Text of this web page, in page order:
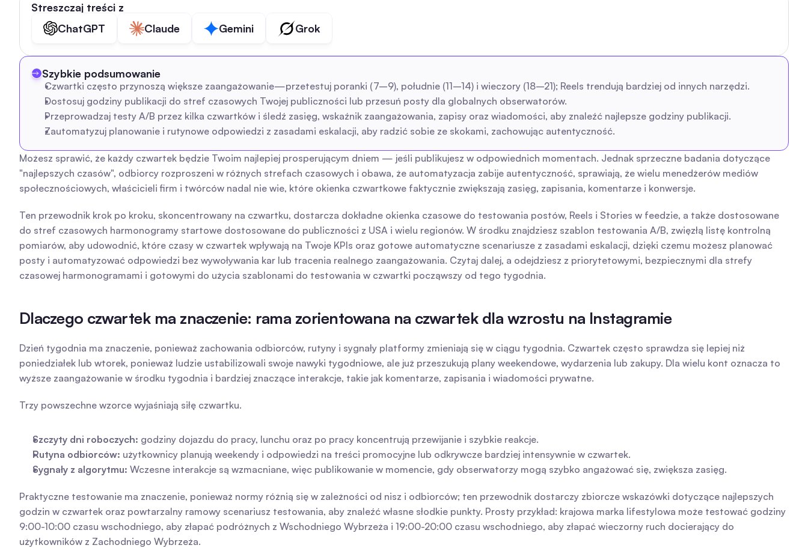
Streszczaj treści z
ChatGPT
Claude Gemini Grok
Szybkie podsumowanie
Czwartki często przynoszą większe zaangażowanie—przetestuj poranki (7–9), południe (11–14) i wieczory (18–21); Reels trendują bardziej od innych narzędzi.
Dostosuj godziny publikacji do stref czasowych Twojej publiczności lub przesuń posty dla globalnych obserwatorów.
Przeprowadzaj testy A/B przez kilka czwartków i śledź zasięg, wskaźnik zaangażowania, zapisy oraz wiadomości, aby znaleźć najlepsze godziny publikacji.
Zautomatyzuj planowanie i rutynowe odpowiedzi z zasadami eskalacji, aby radzić sobie ze skokami, zachowując autentyczność.
Możesz sprawić, że każdy czwartek będzie Twoim najlepiej prosperującym dniem — jeśli publikujesz w odpowiednich momentach. Jednak sprzeczne badania dotyczące
"najlepszych czasów", odbiorcy rozproszeni w różnych strefach czasowych i obawa, że automatyzacja zabije autentyczność, sprawiają, że wielu menedżerów mediów
społecznościowych, właścicieli firm i twórców nadal nie wie, które okienka czwartkowe faktycznie zwiększają zasięg, zapisania, komentarze i konwersje.
Ten przewodnik krok po kroku, skoncentrowany na czwartku, dostarcza dokładne okienka czasowe do testowania postów, Reels i Stories w feedzie, a także dostosowane
do stref czasowych harmonogramy startowe dostosowane do publiczności z USA i wielu regionów. W środku znajdziesz szablon testowania A/B, zwięzłą listę kontrolną
pomiarów, aby udowodnić, które czasy w czwartek wpływają na Twoje KPIs oraz gotowe automatyczne scenariusze z zasadami eskalacji, dzięki czemu możesz planować
posty i automatyzować odpowiedzi bez wywoływania kar lub tracenia realnego zaangażowania. Czytaj dalej, a odejdziesz z priorytetowymi, bezpiecznymi dla strefy
czasowej harmonogramami i gotowymi do użycia szablonami do testowania w czwartki począwszy od tego tygodnia.
Dlaczego czwartek ma znaczenie: rama zorientowana na czwartek dla wzrostu na Instagramie
Dzień tygodnia ma znaczenie, ponieważ zachowania odbiorców, rutyny i sygnały platformy zmieniają się w ciągu tygodnia. Czwartek często sprawdza się lepiej niż
poniedziałek lub wtorek, ponieważ ludzie ustabilizowali swoje nawyki tygodniowe, ale już przeszukują plany weekendowe, wydarzenia lub zakupy. Dla wielu kont oznacza to
wyższe zaangażowanie w środku tygodnia i bardziej znaczące interakcje, takie jak komentarze, zapisania i wiadomości prywatne.
Trzy powszechne wzorce wyjaśniają siłę czwartku.
Szczyty dni roboczych: godziny dojazdu do pracy, lunchu oraz po pracy koncentrują przewijanie i szybkie reakcje.
Rutyna odbiorców: użytkownicy planują weekendy i odpowiedzi na treści promocyjne lub odkrywcze bardziej intensywnie w czwartek.
Sygnały z algorytmu: Wczesne interakcje są wzmacniane, więc publikowanie w momencie, gdy obserwatorzy mogą szybko angażować się, zwiększa zasięg.
Praktyczne testowanie ma znaczenie, ponieważ normy różnią się w zależności od nisz i odbiorców; ten przewodnik dostarczy zbiorcze wskazówki dotyczące najlepszych
godzin w czwartek oraz powtarzalny ramowy scenariusz testowania, aby znaleźć własne słodkie punkty. Prosty przykład: krajowa marka lifestylowa może testować godziny
9:00-10:00 czasu wschodniego, aby złapać podróżnych z Wschodniego Wybrzeża i 19:00-20:00 czasu wschodniego, aby złapać wieczorny ruch docierający do
użytkowników z Zachodniego Wybrzeża.